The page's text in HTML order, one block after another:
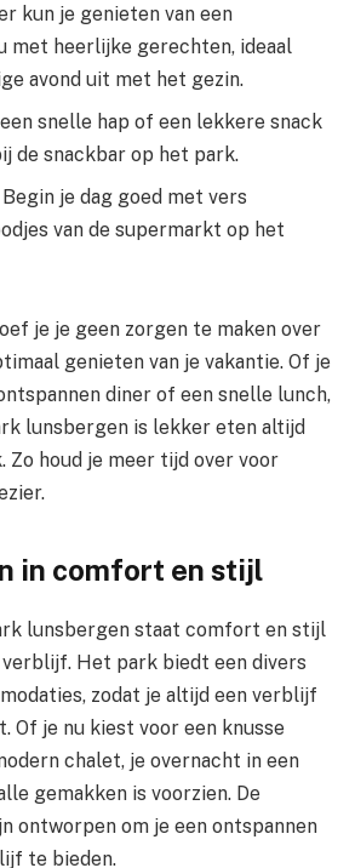
kun je genieten van een
met heerlijke gerechten, ideaal
avond uit met het gezin.
snelle hap of een lekkere snack
de snackbar op het park.
je dag goed met vers
van de supermarkt op het
je je geen zorgen te maken over
genieten van je vakantie. Of je
diner of een snelle lunch,
lunsbergen is lekker eten altijd
Zo houd je meer tijd over voor
in comfort en stijl
lunsbergen staat comfort en stijl
Het park biedt een divers
zodat je altijd een verblijf
Of je nu kiest voor een knusse
chalet, je overnacht in een
gemakken is voorzien. De
ontworpen om je een ontspannen
te bieden.